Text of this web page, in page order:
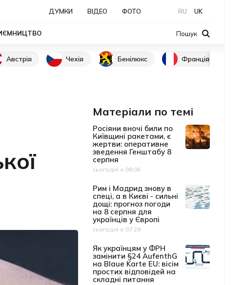
ДУМКИ ВІДЕО ФОТО RU UK
Пошук
Австрія Чехія Бенілюкс Франція
Матеріали по темі
Росіяни вночі били по
Київщині ракетами, є
жертви: оперативне
зведення Генштабу 8
серпня
Дата публікації
сьогодні о 08:06
Рим і Мадрид знову в
спеці, а в Києві - сильні
дощі: прогноз погоди
на 8 серпня для
українців у Європі
Дата публікації
сьогодні о 07:29
Як українцям у ФРН
замінити §24 AufenthG
на Blaue Karte EU: вісім
простих відповідей на
складні питання